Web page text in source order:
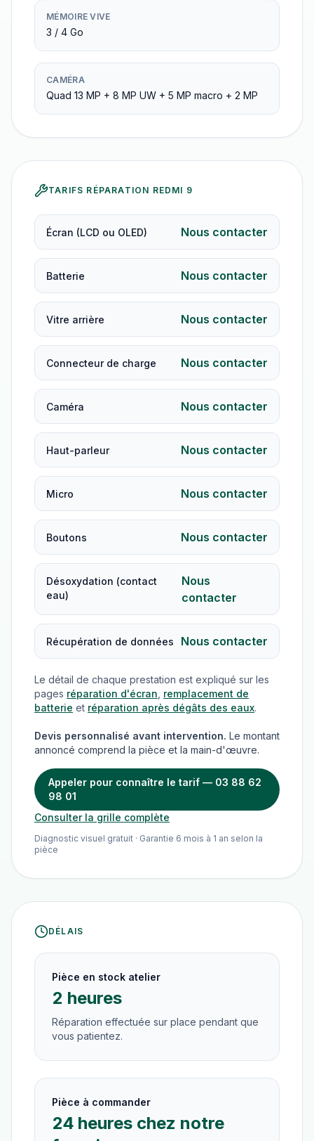
MÉMOIRE VIVE
3 / 4 Go
CAMÉRA
Quad 13 MP + 8 MP UW + 5 MP macro + 2 MP
TARIFS RÉPARATION REDMI 9
Écran (LCD ou OLED) Nous contacter
Batterie Nous contacter
Vitre arrière Nous contacter
Connecteur de charge Nous contacter
Caméra Nous contacter
Haut-parleur Nous contacter
Micro Nous contacter
Boutons Nous contacter
Désoxydation (contact
eau)
Nous
contacter
Récupération de données Nous contacter
Le détail de chaque prestation est expliqué sur les
pages réparation d'écran remplacement de
batterie et réparation après dégâts des eaux.
Devis personnalisé avant intervention. Le montant
annoncé comprend la pièce et la main-d'œuvre.
Appeler pour connaître le tarif — 03 88 62
98 01
Consulter la grille complète
Diagnostic visuel gratuit · Garantie 6 mois à 1 an selon la
pièce
DÉLAIS
Pièce en stock atelier
2 heures
Réparation effectuée sur place pendant que
vous patientez.
Pièce à commander
24 heures chez notre